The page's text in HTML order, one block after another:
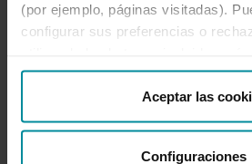
(por ejemplo, páginas visitadas).
configurar sus preferencias o
“Detalles”. También puede obtener
como cambiar el consentimiento en
desde nuestraPolítica de Cookies.
Aceptar las
Configuraciones